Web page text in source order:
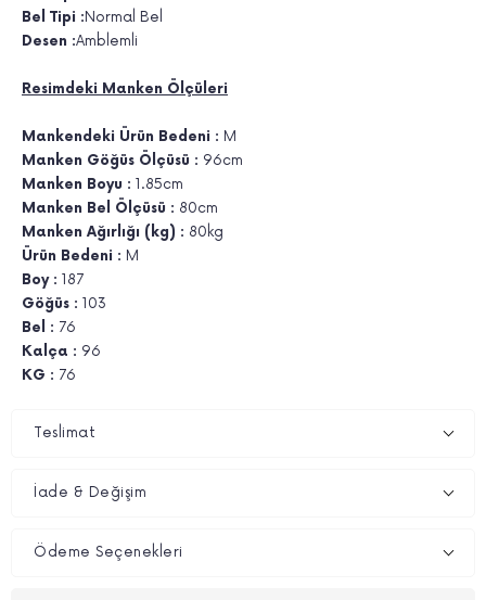
Bel Tipi :Normal Bel
Desen :Amblemli
Resimdeki Manken Ölçüleri
Mankendeki Ürün Bedeni : M
Manken Göğüs Ölçüsü : 96cm
Manken Boyu : 1.85cm
Manken Bel Ölçüsü : 80cm
Manken Ağırlığı (kg) : 80kg
Ürün Bedeni : M
Boy : 187
Göğüs : 103
Bel : 76
Kalça : 96
KG : 76
Teslimat
İade & Değişim
Ödeme Seçenekleri